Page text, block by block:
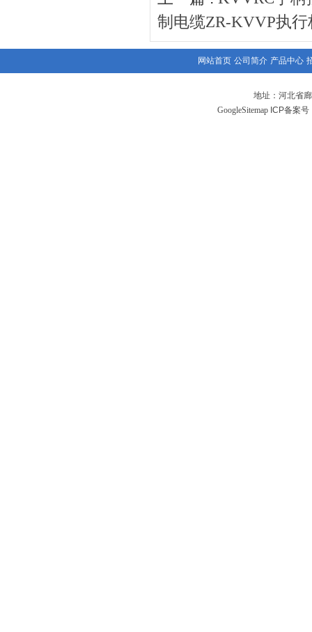
制电缆ZR-KVVP执行
网站首页 公司简介 产品中心
地址：河北省
GoogleSitemap ICP备案号